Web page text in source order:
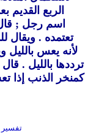
الربع القديم
اسم رجل ;
تعتمده . ويقال
لأنه يعس
ترددها بالليل .
كمنخر الذنب إذا